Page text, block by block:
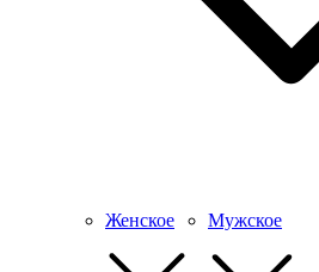
Женское Мужское